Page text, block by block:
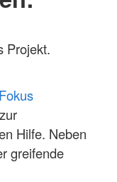
Projekt.
Hilfe. Neben
greifende